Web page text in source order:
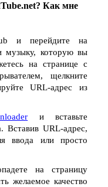
Как мне
и перейдите на
музыку, которую вы
на странице с
щелкните
URL-адрес из
и вставьте
Вставив URL-адрес,
ввода или просто
на страницу
желаемое качество